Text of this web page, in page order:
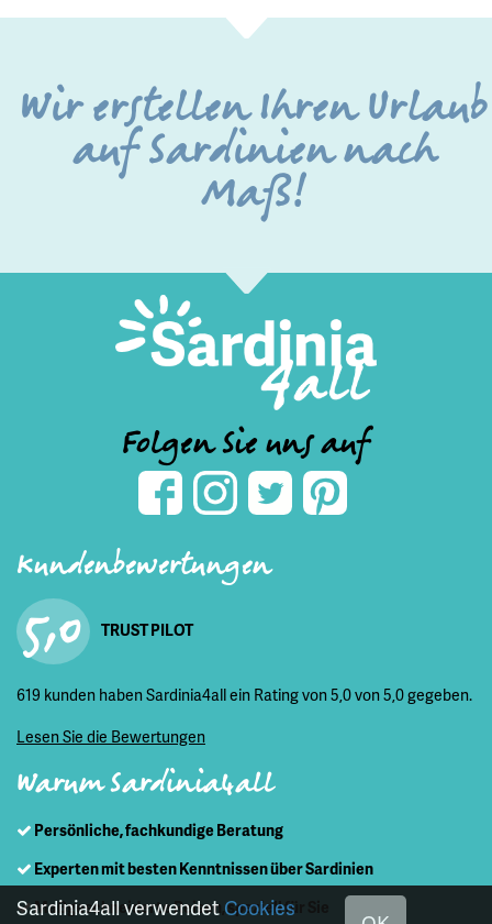
Wir erstellen Ihren Urlaub
auf Sardinien nach
Maß!
Folgen Sie uns auf
Kundenbewertungen
5,0 TRUST PILOT
619 kunden haben Sardinia4all ein Rating von 5,0 von 5,0 gegeben.
Lesen Sie die Bewertungen
Warum Sardinia4all
Persönliche, fachkundige Beratung
Experten mit besten Kenntnissen über Sardinien
Maßgeschneiderte Reisen, speziell für Sie
Sardinia4all verwendetCookies